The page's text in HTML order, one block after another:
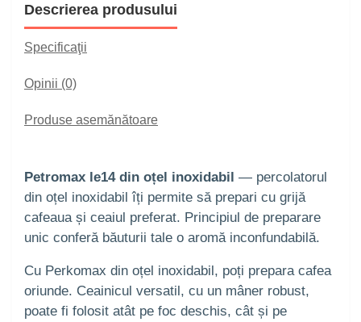
Descrierea produsului
Specificaţii
Opinii (0)
Produse asemănătoare
Petromax le14 din oțel inoxidabil — percolatorul
din oțel inoxidabil îți permite să prepari cu grijă
cafeaua și ceaiul preferat. Principiul de preparare
unic conferă băuturii tale o aromă inconfundabilă.
Cu Perkomax din oțel inoxidabil, poți prepara cafea
oriunde. Ceainicul versatil, cu un mâner robust,
poate fi folosit atât pe foc deschis, cât și pe